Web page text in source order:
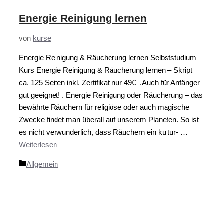
Energie Reinigung lernen
von kurse
Energie Reinigung & Räucherung lernen Selbststudium
Kurs Energie Reinigung & Räucherung lernen – Skript
ca. 125 Seiten inkl. Zertifikat nur 49€ .Auch für Anfänger
gut geeignet! . Energie Reinigung oder Räucherung – das
bewährte Räuchern für religiöse oder auch magische
Zwecke findet man überall auf unserem Planeten. So ist
es nicht verwunderlich, dass Räuchern ein kultur- …
Weiterlesen
Kategorien
Allgemein